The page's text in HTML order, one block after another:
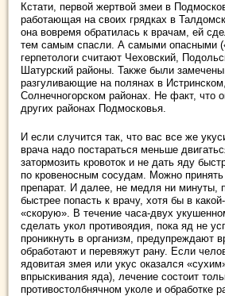
Кстати, первой жертвой змеи в
работающая на своих грядках в
она вовремя обратилась к врачам, ей
тем самым спасли. А самыми опасными
герпетологи считают Чеховский,
Шатурский районы. Также были
разгуливающие на полянах в
Солнечногорском районах. Не факт, что
других районах Подмосковья.
И если случится так, что вас все же
врача надо постараться меньше
затормозить кровоток и не дать яду
по кровеносным сосудам. Можно принять
препарат. И далее, не медля ни минуты,
быстрее попасть к врачу, хотя бы в
«скорую». В течение часа-двух
сделать укол противоядия, пока яд не
проникнуть в организм, предупреждают
обработают и перевяжут рану. Если
ядовитая змея или укус оказался
впрыскивания яда), лечение состоит
противостолбнячном уколе и обработке